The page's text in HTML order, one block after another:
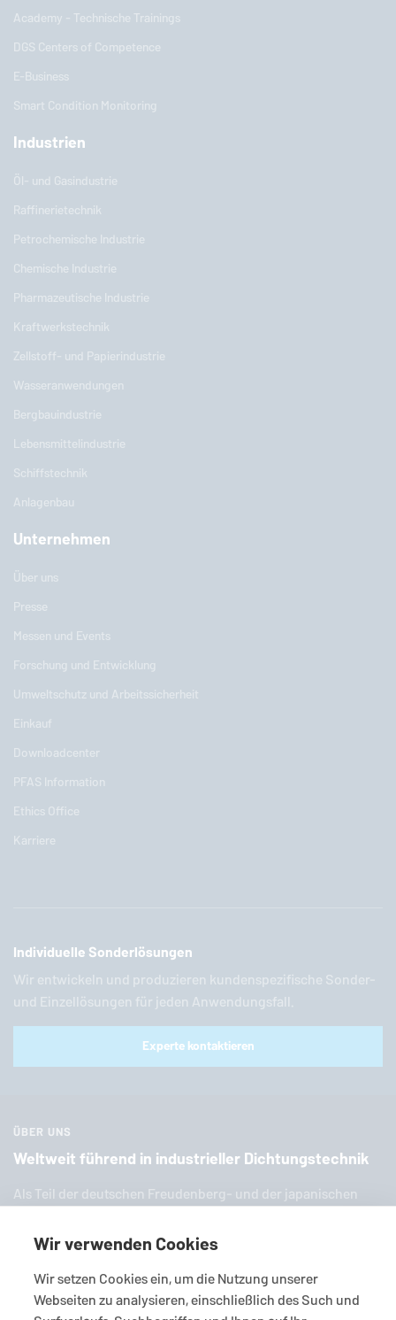
Academy - Technische Trainings
DGS Centers of Competence
E-Business
Smart Condition Monitoring
Industrien
Öl- und Gasindustrie
Raffinerietechnik
Petrochemische Industrie
Chemische Industrie
Pharmazeutische Industrie
Kraftwerkstechnik
Zellstoff- und Papierindustrie
Wasseranwendungen
Bergbauindustrie
Lebensmittelindustrie
Schiffstechnik
Anlagenbau
Unternehmen
Über uns
Presse
Messen und Events
Forschung und Entwicklung
Umweltschutz und Arbeitssicherheit
Einkauf
Downloadcenter
PFAS Information
Ethics Office
Karriere
Individuelle Sonderlösungen
Wir entwickeln und produzieren kundenspezifische Sonder-
und Einzellösungen für jeden Anwendungsfall.
Experte kontaktieren
ÜBER UNS
Weltweit führend in industrieller Dichtungstechnik
Als Teil der deut­schen Freu­den­berg- und der ja­pa­ni­schen
Anbieter in­dus­tri­el­ler Dich­tungs­tech­nik. Wir bieten Ihnen
dual­lö­sun­gen und viel­fäl­ti­gen Services.
Wir verwenden Cookies
Wir setzen Cookies ein, um die Nutzung unserer
Webseiten zu analysieren, einschließlich des Such und